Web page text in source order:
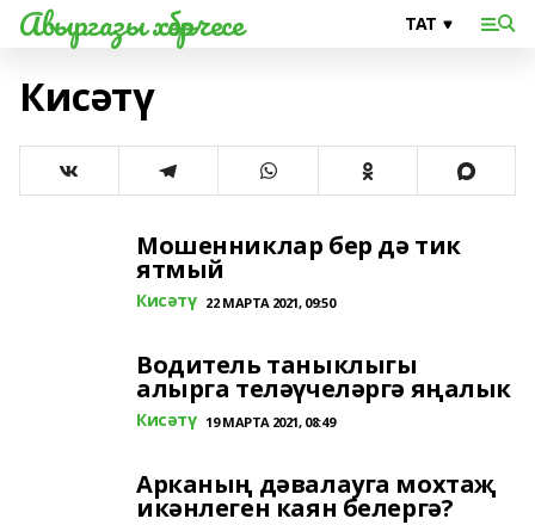
Авыргазы хәбәрчесе
Кисәтү
Мошенниклар бер дә тик
ятмый
Кисәтү 22 МАРТА 2021, 09:50
Водитель таныклыгы
алырга теләүчеләргә яңалык
Кисәтү 19 МАРТА 2021, 08:49
Арканың дәвалауга мохтаҗ
икәнлеген каян белергә?